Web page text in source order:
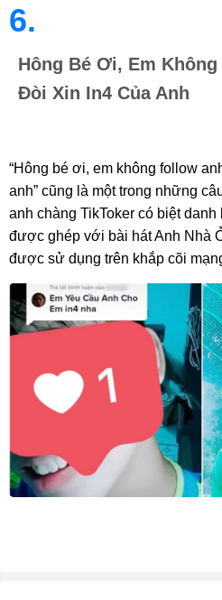
6.
Hông Bé Ơi, Em
Đòi Xin In4 Của Anh
“Hông bé ơi, em không follow
anh” cũng là một trong những
anh chàng TikToker có biệt
được ghép với bài hát Anh Nhà
được sử dụng trên khắp cõi